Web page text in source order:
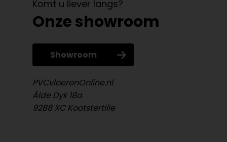
Komt u liever langs?
Onze showroom
Showroom
PVCvloerenOnline.nl
Âlde Dyk 18a
9288 XC Kootstertille